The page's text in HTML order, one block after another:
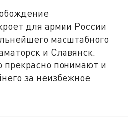
для армии России
масштабного
и Славянск.
прекрасно понимают и
за неизбежное